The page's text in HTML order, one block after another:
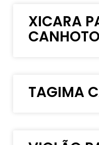
XICARA
CANHOTO
TAGIMA